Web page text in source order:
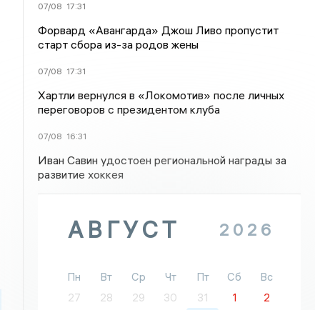
07/08 17:31
Форвард «Авангарда» Джош Ливо пропустит
старт сбора из-за родов жены
07/08 17:31
Хартли вернулся в «Локомотив» после личных
переговоров с президентом клуба
07/08 16:31
Иван Савин удостоен региональной награды за
развитие хоккея
АВГУСТ 2026
Пн Вт Ср Чт Пт Сб
Вс
27
28 29 30 31 1
2